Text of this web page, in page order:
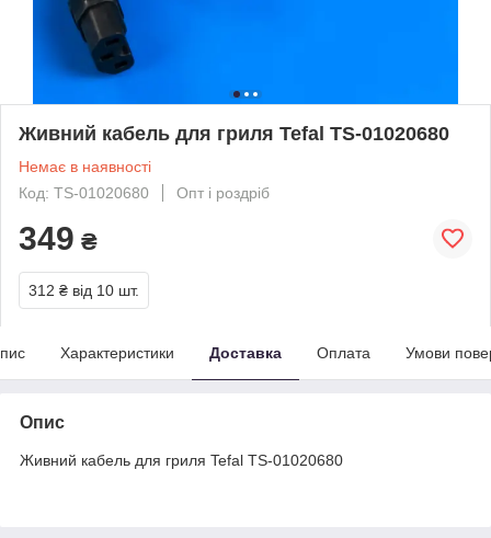
Живний кабель для гриля Tefal TS-01020680
Немає в наявності
Код: TS-01020680
Опт і роздріб
349 ₴
312 ₴ від 10 шт.
Характеристики Доставка Оплата Умови
Опис
Живний кабель для гриля Tefal TS-01020680